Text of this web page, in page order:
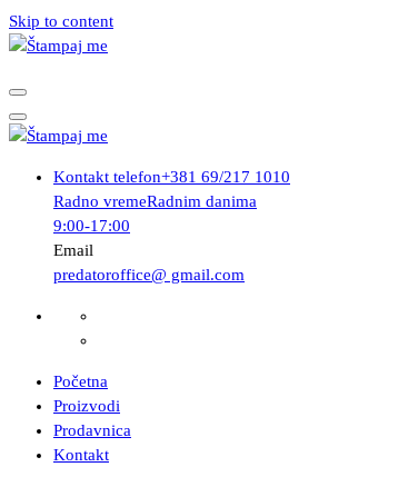
Skip to content
Kontakt telefon+381 69/217 1010
Radno vremeRadnim danima
9:00-17:00
Email
predatoroffice@ gmail.com
Početna
Proizvodi
Prodavnica
Kontakt